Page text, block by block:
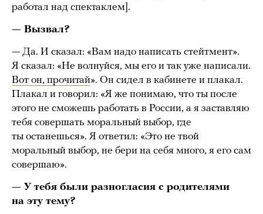
работал над спектаклем].
— Вызвал?
— Да. И сказал: «Вам надо написать стейтмент».
Я сказал: «Не волнуйся, мы его и так уже написали.
Вот он, прочитай». Он сидел в кабинете и плакал.
Плакал и говорил: «Я же понимаю, что ты после
этого не сможешь работать в России, а я заставляю
тебя совершать моральный выбор, где
ты останешься». Я ответил: «Это не твой
моральный выбор, не бери на себя много, я его сам
совершаю».
— У тебя были разногласия с родителями
на эту тему?